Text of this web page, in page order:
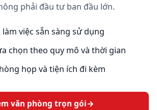
phải đầu tư ban đầu lớn.
việc sẵn sàng sử dụng
chọn theo quy mô và thời gian
họp và tiện ích đi kèm
văn phòng trọn gói→